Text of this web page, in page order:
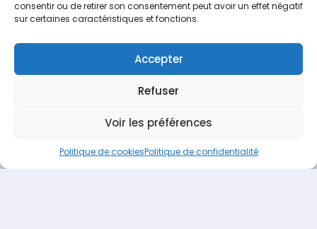
consentir ou de retirer son consentement peut avoir un effet négatif
sur certaines caractéristiques et fonctions.
Accepter
Refuser
Voir les préférences
Politique de cookiesPolitique de confidentialité
Espace Recrutement
propulsé fièrement par
Une création
confidentialité